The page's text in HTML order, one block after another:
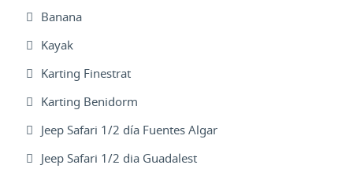
Banana
Kayak
Karting Finestrat
Karting Benidorm
Jeep Safari 1/2 día Fuentes Algar
Jeep Safari 1/2 dia Guadalest